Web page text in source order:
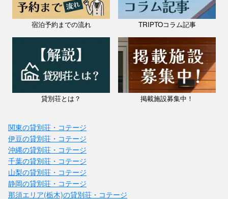
宿泊予約までの流れ TRIPTOコラム記事
貸別荘とは？ 掲載施設募集中！
関東の貸別荘・コテージ
伊豆の貸別荘・コテージ
沖縄の貸別荘・コテージ
千葉の貸別荘・コテージ
山梨の貸別荘・コテージ
静岡の貸別荘・コテージ
那須エリア(栃木)の貸別荘・コテージ